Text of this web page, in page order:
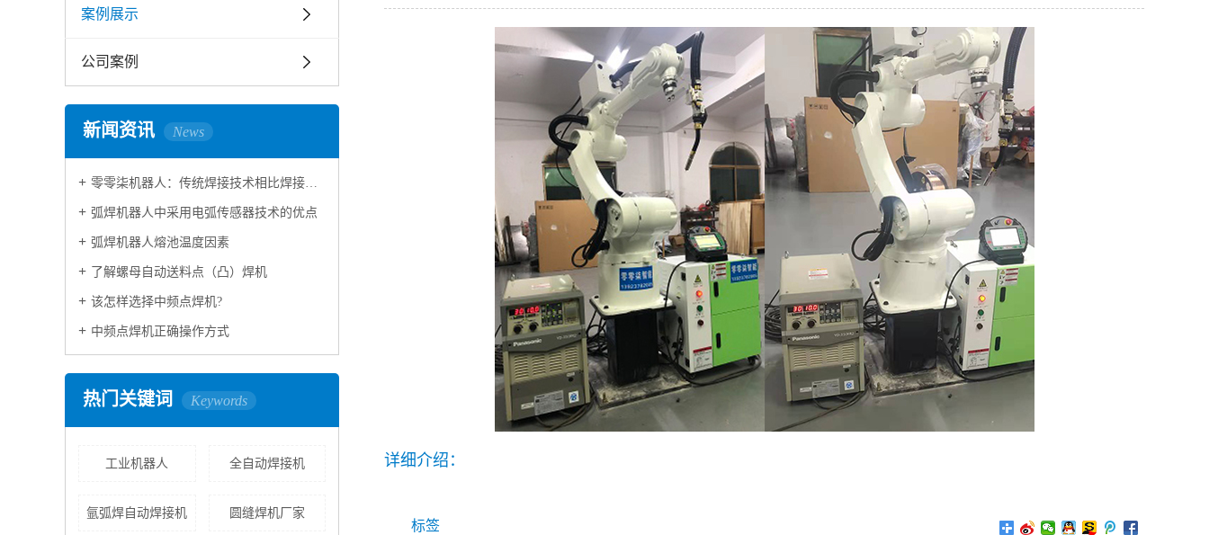
案例展示
公司案例
新闻资讯 News
零零柒机器人：传统焊接技术相比焊接机器人技术区别
弧焊机器人中采用电弧传感器技术的优点
弧焊机器人熔池温度因素
了解螺母自动送料点（凸）焊机
该怎样选择中频点焊机?
中频点焊机正确操作方式
热门关键词 Keywords
工业机器人 全自动焊接机
氩弧焊自动焊接机 圆缝焊机厂家
详细介绍：
标签